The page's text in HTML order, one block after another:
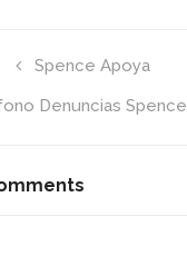
Spence Apoya
Denuncias Spence